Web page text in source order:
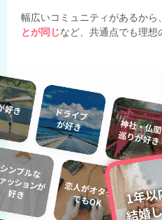
幅広いコミュニティがあるから
とが同じなど、共通点でも理想